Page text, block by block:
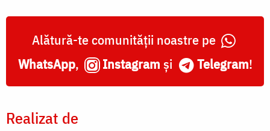
Alătură-te comunității noastre pe
WhatsApp, Instagram și Telegram!
Realizat de